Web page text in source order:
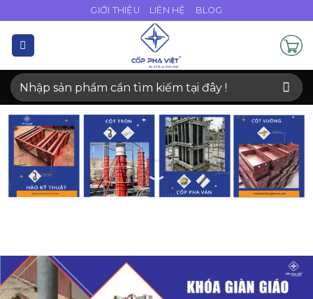
dung
GIỚI THIỆU LIÊN HỆ BLOG
Tìm
kiếm: